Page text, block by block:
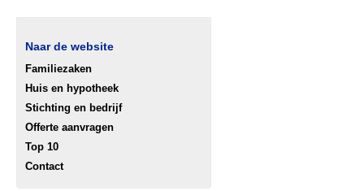
Naar de website
Familiezaken
Huis en hypotheek
Stichting en bedrijf
Offerte aanvragen
Top 10
Contact